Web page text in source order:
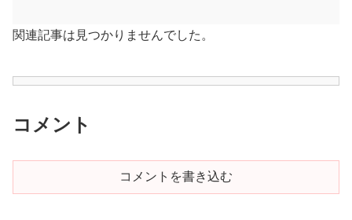
関連記事は見つかりませんでした。
コメント
コメントを書き込む